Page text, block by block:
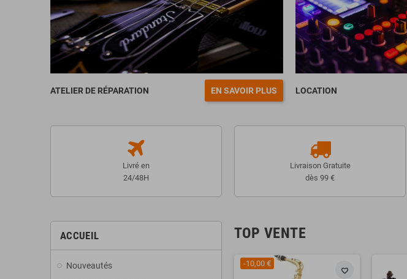
ATELIER DE RÉPARATION EN SAVOIR PLUS LOCATION
Livré en
24/48H
Livraison Gratuite
dès 99 €
ACCUEIL
Nouveautés
TOP VENTE
favorite_border
-10,00 €